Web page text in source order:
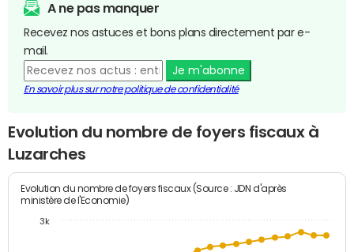
A ne pas manquer
Recevez nos astuces et bons plans directement par e-
mail.
Je m'abonne
En savoir plus sur notre politique de confidentialité
Evolution du nombre de foyers fiscaux à
Luzarches
Evolution du nombre de foyers fiscaux (Source : JDN d'après
ministère de l'Economie)
3k